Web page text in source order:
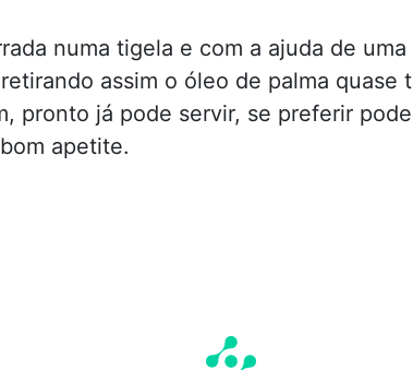
numa tigela e com a ajuda de
assim o óleo de palma quase
pronto já pode servir, se preferir
apetite.